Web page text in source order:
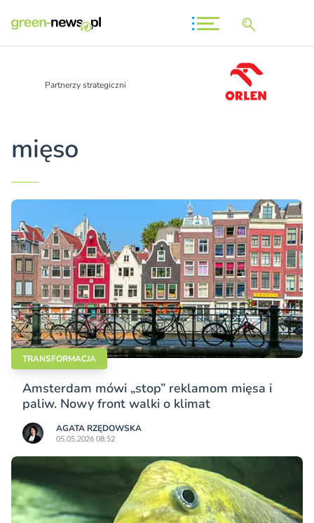
Partnerzy strategiczni
mięso
TRANSFORMACJA
Amsterdam mówi „stop” reklamom mięsa i
paliw. Nowy front walki o klimat
AGATA RZĘDOWSKA
05.05.2026 08:52